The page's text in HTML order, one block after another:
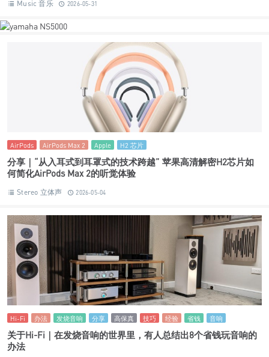
Music 音乐 2026-05-31
AirPods AirPods Max 2 Apple H2 芯片
分享｜“从入耳式到耳罩式的技术跨越” 苹果高清解密H2芯片如
何简化AirPods Max 2的听觉体验
Stereo 立体声 2026-05-04
Hi-Fi 办法 发烧音响 分享 高保真 技巧 经验 省钱 音响
关于Hi-Fi｜在发烧音响的世界里，有人总结出8个省钱玩音响的
办法